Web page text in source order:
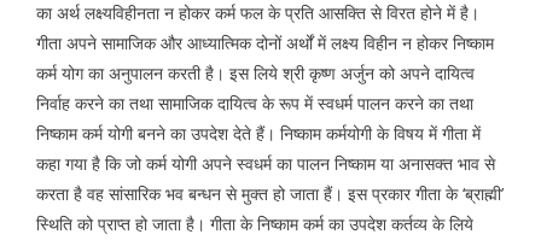
का अर्थ लक्ष्यविहीनता न होकर कर्म फल के प्रति आसक्ति से विरत होने में है।
गीता अपने सामाजिक और आध्यात्मिक दोनों अर्थों में लक्ष्य विहीन न होकर निष्काम
कर्म योग का अनुपालन करती है। इस लिये श्री कृष्ण अर्जुन को अपने दायित्व
निर्वाह करने का तथा सामाजिक दायित्व के रूप में स्वधर्म पालन करने का तथा
निष्काम कर्म योगी बनने का उपदेश देते हैं। निष्काम कर्मयोगी के विषय में गीता में
कहा गया है कि जो कर्म योगी अपने स्वधर्म का पालन निष्काम या अनासक्त भाव से
करता है वह सांसारिक भव बन्धन से मुक्त हो जाता हैं। इस प्रकार गीता के ‘ब्राह्मी’
स्थिति को प्राप्त हो जाता है। गीता के निष्काम कर्म का उपदेश कर्तव्य के लिये